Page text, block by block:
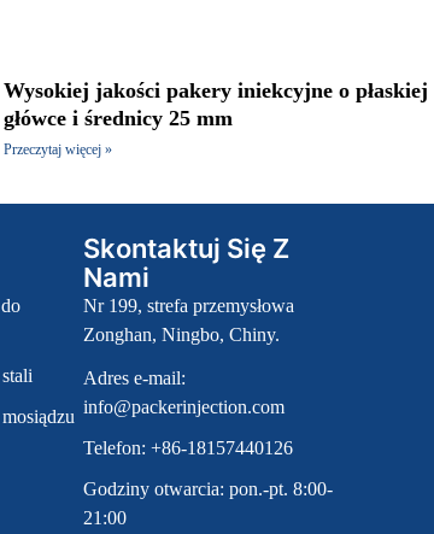
Wysokiej jakości pakery iniekcyjne o płaskiej
główce i średnicy 25 mm
Przeczytaj więcej »
Skontaktuj Się Z
Nami
Nr 199, strefa przemysłowa
Zonghan, Ningbo, Chiny.
Adres e-mail:
info@packerinjection.com
Telefon: +86-18157440126
Godziny otwarcia: pon.-pt. 8:00-
21:00